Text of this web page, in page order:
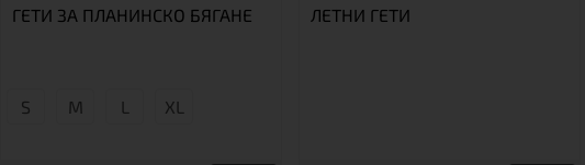
ГЕТИ ЗА ПЛАНИНСКО БЯГАНЕ
S М L XL
ЛЕТНИ ГЕТИ